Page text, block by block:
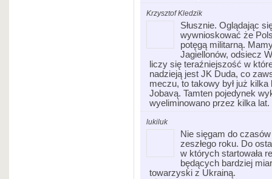
Krzysztof Kledzik
Słusznie. Oglądając
wywnioskować że
potęgą militarną.
Jagiellonów, odsiecz
liczy się teraźniejszość w
nadzieją jest JK Duda, co
meczu, to takowy był już
Jobavą. Tamten pojedynek
wyeliminowano przez kilka lat.
lukiluk
Nie sięgam do
zeszłego roku. Do
w których startowała
będących bardziej
towarzyski z Ukrainą.